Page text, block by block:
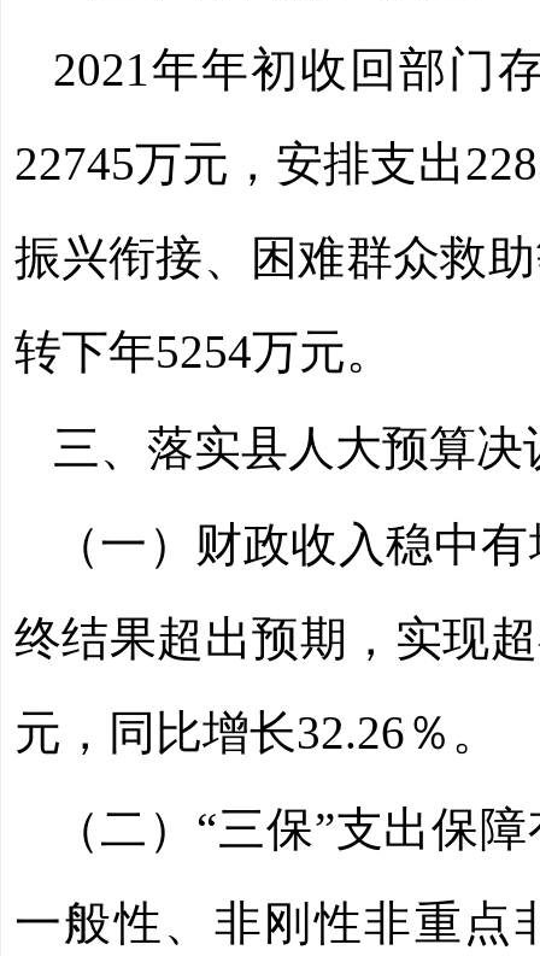
2021年年初收回部门
22745万元，安排支出
振兴衔接、困难群众救
转下年5254万元。
三、落实县人大预算
（一）财政收入稳中
终结果超出预期，实现
元，同比增长32.26％ 。
（二） “三保”支出保
一般性、非刚性非重点